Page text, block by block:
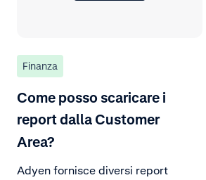
Finanza
Come posso scaricare i
report dalla Customer
Area?
Adyen fornisce diversi report